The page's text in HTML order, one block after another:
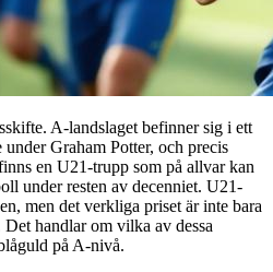
A-landslaget befinner sig i ett
Graham Potter, och precis
en U21-trupp som på allvar kan
under resten av decenniet. U21-
men det verkliga priset är inte bara
handlar om vilka av dessa
på A-nivå.